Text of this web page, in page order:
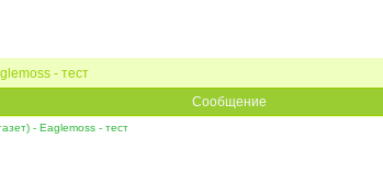
- тест
Сообщение
- Eaglemoss - тест